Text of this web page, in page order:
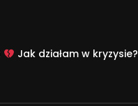
Jak działam w